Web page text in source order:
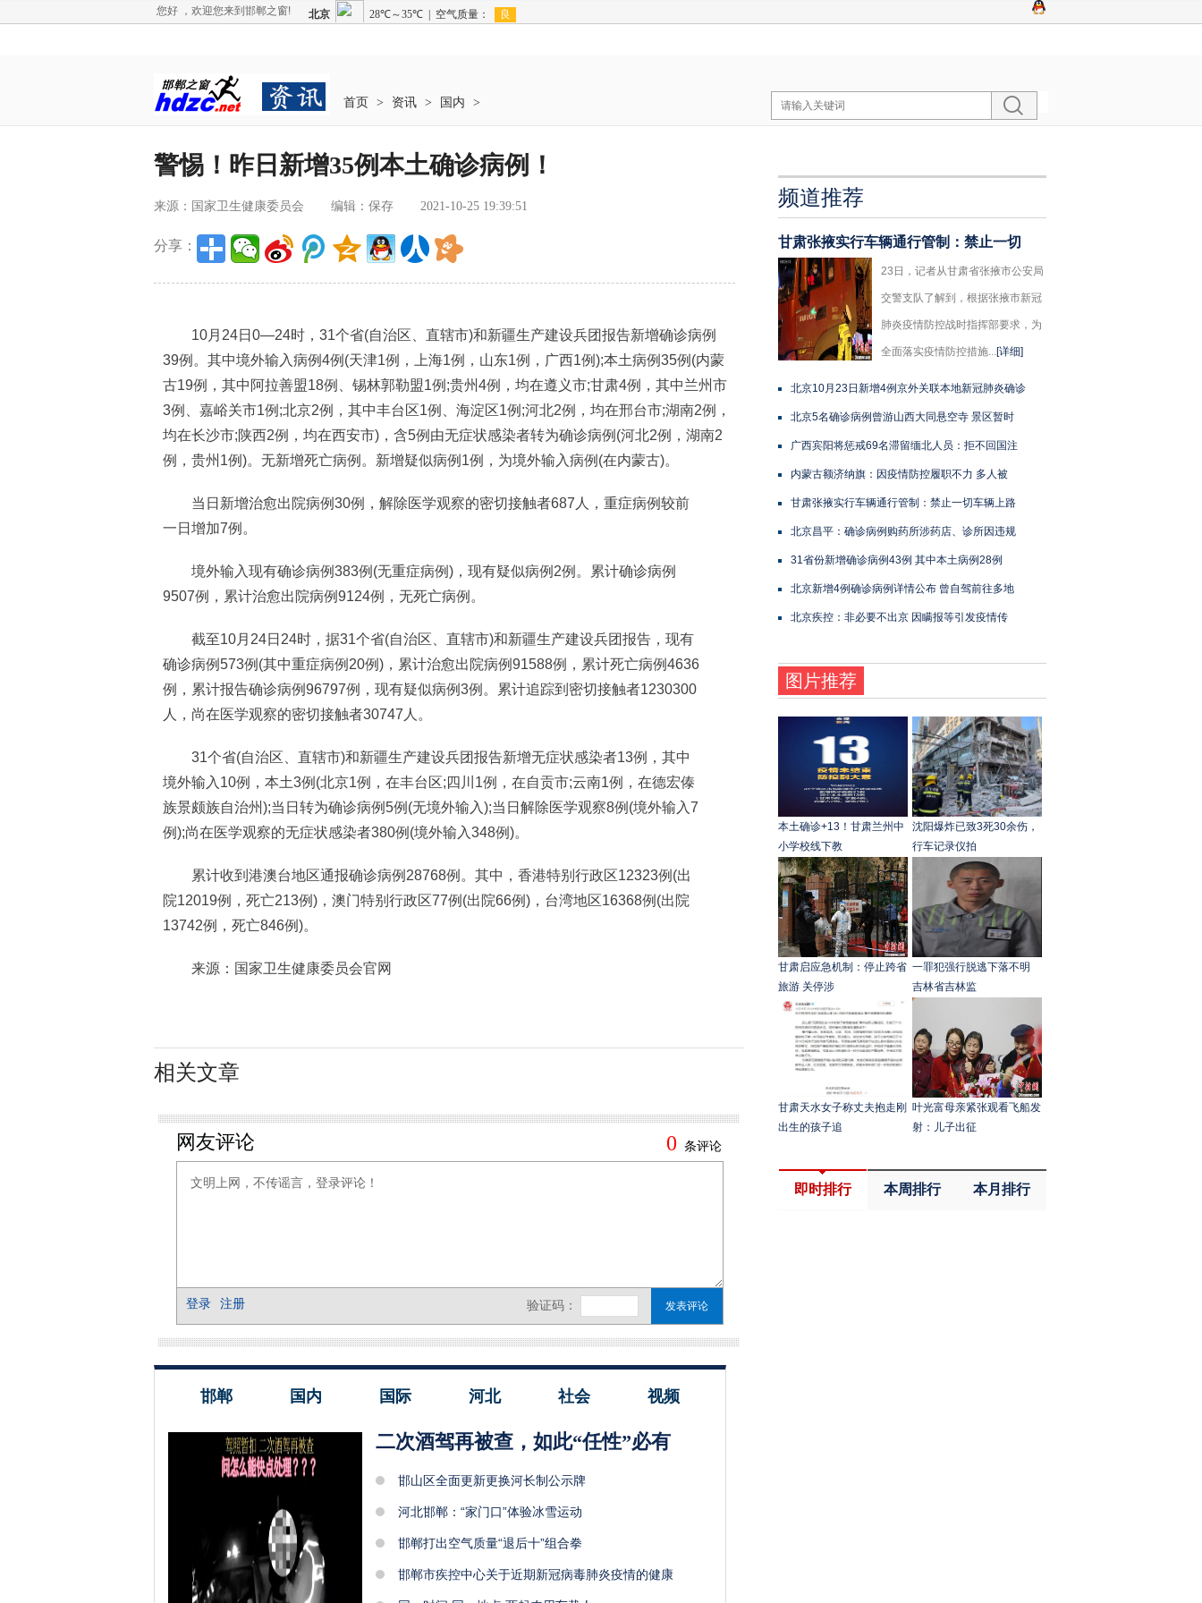
您好 ，欢迎您来到邯郸之窗!
首页 > 资讯 > 国内 >
警惕！昨日新增35例本土确诊病例！
来源：国家卫生健康委员会 编辑：保存 2021-10-25 19:39:51
分享：
10月24日0—24时，31个省(自治区、直辖市)和新疆生产建设兵团报告新增确诊病例
39例。其中境外输入病例4例(天津1例，上海1例，山东1例，广西1例);本土病例35例(内蒙
古19例，其中阿拉善盟18例、锡林郭勒盟1例;贵州4例，均在遵义市;甘肃4例，其中兰州市
3例、嘉峪关市1例;北京2例，其中丰台区1例、海淀区1例;河北2例，均在邢台市;湖南2例，
均在长沙市;陕西2例，均在西安市)，含5例由无症状感染者转为确诊病例(河北2例，湖南2
例，贵州1例)。无新增死亡病例。新增疑似病例1例，为境外输入病例(在内蒙古)。
当日新增治愈出院病例30例，解除医学观察的密切接触者687人，重症病例较前
一日增加7例。
境外输入现有确诊病例383例(无重症病例)，现有疑似病例2例。累计确诊病例
9507例，累计治愈出院病例9124例，无死亡病例。
截至10月24日24时，据31个省(自治区、直辖市)和新疆生产建设兵团报告，现有
确诊病例573例(其中重症病例20例)，累计治愈出院病例91588例，累计死亡病例4636
例，累计报告确诊病例96797例，现有疑似病例3例。累计追踪到密切接触者1230300
人，尚在医学观察的密切接触者30747人。
31个省(自治区、直辖市)和新疆生产建设兵团报告新增无症状感染者13例，其中
境外输入10例，本土3例(北京1例，在丰台区;四川1例，在自贡市;云南1例，在德宏傣
族景颇族自治州);当日转为确诊病例5例(无境外输入);当日解除医学观察8例(境外输入7
例);尚在医学观察的无症状感染者380例(境外输入348例)。
累计收到港澳台地区通报确诊病例28768例。其中，香港特别行政区12323例(出
院12019例，死亡213例)，澳门特别行政区77例(出院66例)，台湾地区16368例(出院
13742例，死亡846例)。
来源：国家卫生健康委员会官网
相关文章
邯郸 国内 国际 河北 社会 视频
二次酒驾再被查，如此“任性”必有
邯山区全面更新更换河长制公示牌
河北邯郸：“家门口”体验冰雪运动
邯郸打出空气质量“退后十”组合拳
邯郸市疾控中心关于近期新冠病毒肺炎疫情的健康
频道推荐
甘肃张掖实行车辆通行管制：禁止一切
23日，记者从甘肃省张掖市公安局
交警支队了解到，根据张掖市新冠
肺炎疫情防控战时指挥部要求，为
全面落实疫情防控措施...[详细]
北京10月23日新增4例京外关联本地新冠肺炎确诊
北京5名确诊病例曾游山西大同悬空寺 景区暂时
广西宾阳将惩戒69名滞留缅北人员：拒不回国注
内蒙古额济纳旗：因疫情防控履职不力 多人被
甘肃张掖实行车辆通行管制：禁止一切车辆上路
北京昌平：确诊病例购药所涉药店、诊所因违规
31省份新增确诊病例43例 其中本土病例28例
北京新增4例确诊病例详情公布 曾自驾前往多地
北京疾控：非必要不出京 因瞒报等引发疫情传
图片推荐
本土确诊+13！甘肃兰州中
小学校线下教
沈阳爆炸已致3死30余伤，
行车记录仪拍
甘肃启应急机制：停止跨省
旅游 关停涉
一罪犯强行脱逃下落不明
吉林省吉林监
甘肃天水女子称丈夫抱走刚
出生的孩子追
叶光富母亲紧张观看飞船发
射：儿子出征
即时排行 本周排行 本月排行